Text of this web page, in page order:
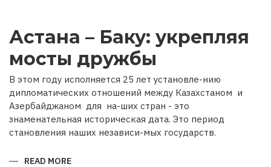
БЕРІ
ҰЛАСЫП
ЖАТҚАН
ДИПЛОМАТИЯЛЫҚ
ҚАТЫНАСТАРҒА
27
ЖЫЛ
Астана – Баку: укрепляя
мосты дружбы
В этом году исполняется 25 лет установле-нию
дипломатических отношений между Казахстаном и
Азербайджаном для на-ших стран - это
знаменательная историческая дата. Это период
становления наших независи-мых государств.
READ MORE